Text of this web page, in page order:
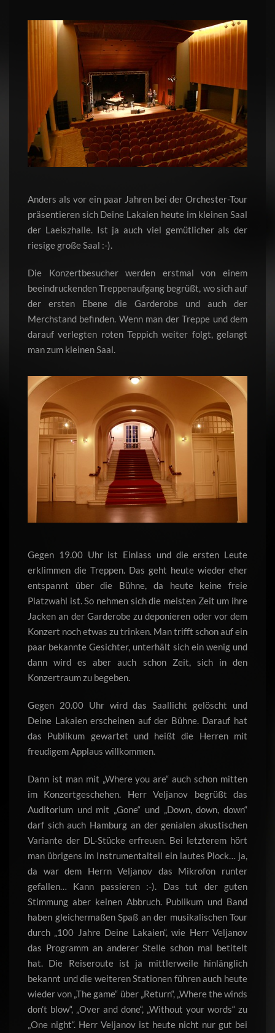
Anders als vor ein paar Jahren bei der Orchester-Tour
präsentieren sich Deine Lakaien heute im kleinen Saal
der Laeiszhalle. Ist ja auch viel gemütlicher als der
riesige große Saal :-).
Die Konzertbesucher werden erstmal von einem
beeindruckenden Treppenaufgang begrüßt, wo sich auf
der ersten Ebene die Garderobe und auch der
Merchstand befinden. Wenn man der Treppe und dem
darauf verlegten roten Teppich weiter folgt, gelangt
man zum kleinen Saal.
Gegen 19.00 Uhr ist Einlass und die ersten Leute
erklimmen die Treppen. Das geht heute wieder eher
entspannt über die Bühne, da heute keine freie
Platzwahl ist. So nehmen sich die meisten Zeit um ihre
Jacken an der Garderobe zu deponieren oder vor dem
Konzert noch etwas zu trinken. Man trifft schon auf ein
paar bekannte Gesichter, unterhält sich ein wenig und
dann wird es aber auch schon Zeit, sich in den
Konzertraum zu begeben.
Gegen 20.00 Uhr wird das Saallicht gelöscht und
Deine Lakaien erscheinen auf der Bühne. Darauf hat
das Publikum gewartet und heißt die Herren mit
freudigem Applaus willkommen.
Dann ist man mit „Where you are“ auch schon mitten
im Konzertgeschehen. Herr Veljanov begrüßt das
Auditorium und mit „Gone“ und „Down, down, down“
darf sich auch Hamburg an der genialen akustischen
Variante der DL-Stücke erfreuen. Bei letzterem hört
man übrigens im Instrumentalteil ein lautes Plock… ja,
da war dem Herrn Veljanov das Mikrofon runter
gefallen… Kann passieren :-). Das tut der guten
Stimmung aber keinen Abbruch. Publikum und Band
haben gleichermaßen Spaß an der musikalischen Tour
durch „100 Jahre Deine Lakaien“, wie Herr Veljanov
das Programm an anderer Stelle schon mal betitelt
hat. Die Reiseroute ist ja mittlerweile hinlänglich
bekannt und die weiteren Stationen führen auch heute
wieder von „The game“ über „Return“, „Where the winds
don’t blow“, „Over and done“, „Without your words“ zu
„One night“. Herr Veljanov ist heute nicht nur gut bei